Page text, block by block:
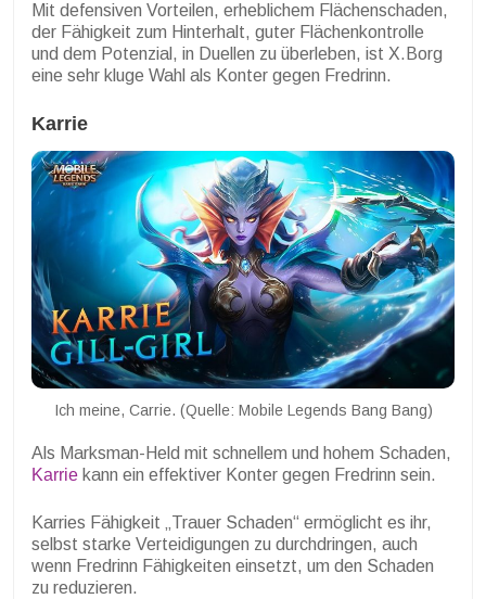
Mit defensiven Vorteilen, erheblichem Flächenschaden,
der Fähigkeit zum Hinterhalt, guter Flächenkontrolle
und dem Potenzial, in Duellen zu überleben, ist X.Borg
eine sehr kluge Wahl als Konter gegen Fredrinn.
Karrie
Ich meine, Carrie. (Quelle: Mobile Legends Bang Bang)
Als Marksman-Held mit schnellem und hohem Schaden,
Karrie kann ein effektiver Konter gegen Fredrinn sein.
Karries Fähigkeit „Trauer Schaden“ ermöglicht es ihr,
selbst starke Verteidigungen zu durchdringen, auch
wenn Fredrinn Fähigkeiten einsetzt, um den Schaden
zu reduzieren.